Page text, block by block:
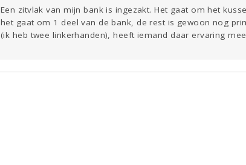
Een zitvlak van mijn bank is ingezakt. Het gaat om het
het gaat om 1 deel van de bank, de rest is gewoon nog
(ik heb twee linkerhanden), heeft iemand daar ervaring